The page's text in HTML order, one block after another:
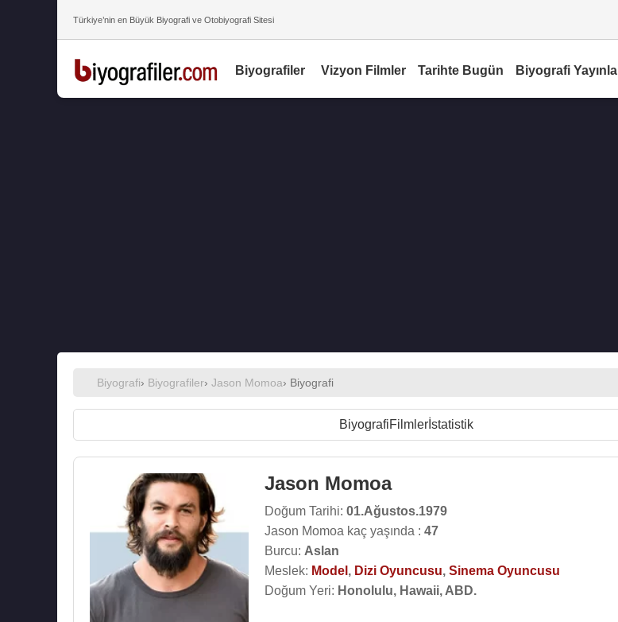
Türkiye’nin en Büyük Biyografi ve Otobiyografi Sitesi
Biyografiler Vizyon Filmler Tarihte Bugün Biyografi Yayınla
Biyografi› Biyografiler› Jason Momoa› Biyografi
BiyografiFilmler İstatistik
Jason Momoa
Doğum Tarihi: 01.Ağustos.1979
Jason Momoa kaç yaşında : 47
Burcu: Aslan
Meslek: Model , Dizi Oyuncusu, Sinema Oyuncusu
Doğum Yeri: Honolulu, Hawaii, ABD.